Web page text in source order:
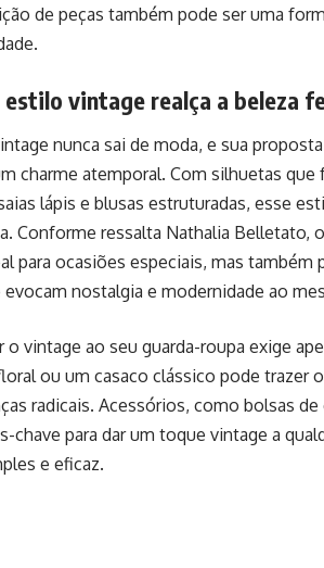
de peças também pode ser uma
estilo vintage realça a beleza
nunca sai de moda, e sua
charme atemporal. Com silhuetas
lápis e blusas estruturadas, esse
Conforme ressalta Nathalia Belletato,
para ocasiões especiais, mas também
nostalgia e modernidade ao
o vintage ao seu guarda-roupa exige
ou um casaco clássico pode trazer
radicais. Acessórios, como bolsas
chave para dar um toque vintage a
e eficaz.